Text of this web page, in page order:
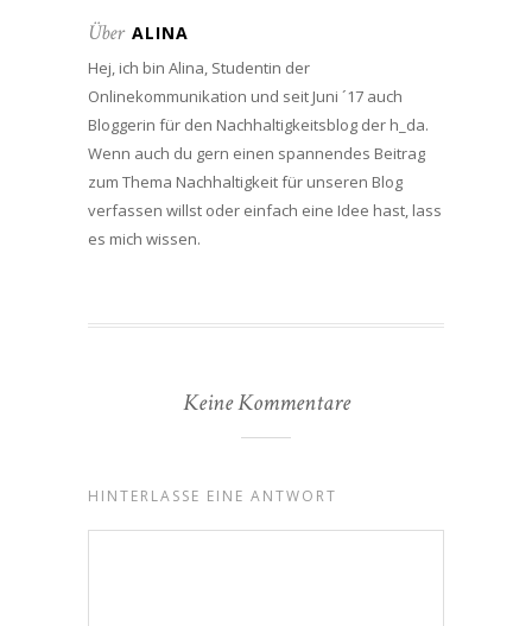
Über ALINA
Hej, ich bin Alina, Studentin der
Onlinekommunikation und seit Juni ´17 auch
Bloggerin für den Nachhaltigkeitsblog der h_da.
Wenn auch du gern einen spannendes Beitrag
zum Thema Nachhaltigkeit für unseren Blog
verfassen willst oder einfach eine Idee hast, lass
es mich wissen.
Keine Kommentare
HINTERLASSE EINE ANTWORT